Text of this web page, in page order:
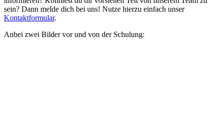
sein? Dann melde dich bei uns! Nutze hierzu einfach unser
Kontaktformular.
Anbei zwei Bilder vor und von der Schulung: